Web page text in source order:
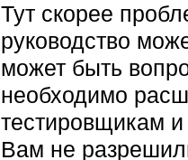
Тут скорее
руководство
может быть
необходимо
тестировщикам
Вам не